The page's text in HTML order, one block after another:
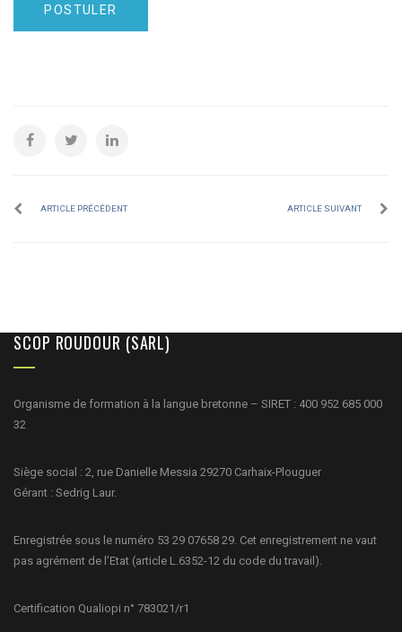
ARTICLE PRÉCÉDENT ARTICLE SUIVANT
SCOP ROUDOUR (SARL)
Organisme de formation à la langue bretonne – SIRET : 400 952 685 000
32
Siège social : 2, rue Danielle Messia 29270 Carhaix-Plouguer
Gérant : Sedrig Laur.
Enregistrée sous le numéro 53 29 07658 29. Cet enregistrement ne vaut
pas agrément de l’Etat (article L.6352-12 du code du travail).
Certification Qualiopi n° 783021/r1